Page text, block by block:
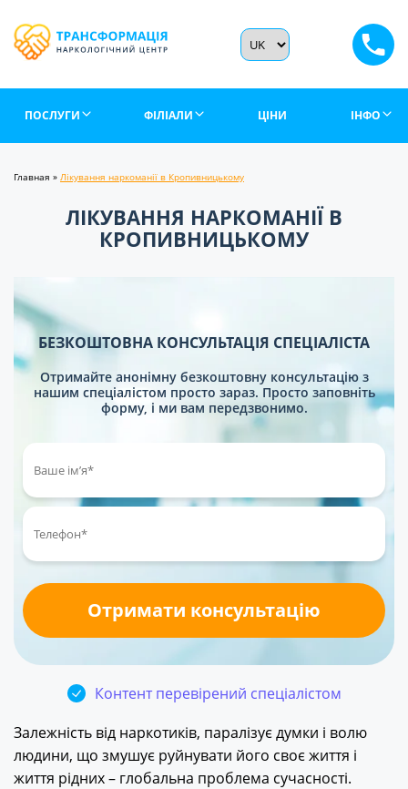
ПОСЛУГИ ФІЛІАЛИ ЦІНИ ІНФО
Главная » Лікування наркоманії в Кропивницькому
ЛІКУВАННЯ НАРКОМАНІЇ В
КРОПИВНИЦЬКОМУ
БЕЗКОШТОВНА КОНСУЛЬТАЦІЯ СПЕЦІАЛІСТА
Отримайте анонімну безкоштовну консультацію з
нашим спеціалістом просто зараз. Просто заповніть
форму, і ми вам передзвонимо.
Контент перевірений спеціалістом
Залежність від наркотиків, паралізує думки і волю
людини, що змушує руйнувати його своє життя і
життя рідних – глобальна проблема сучасності.